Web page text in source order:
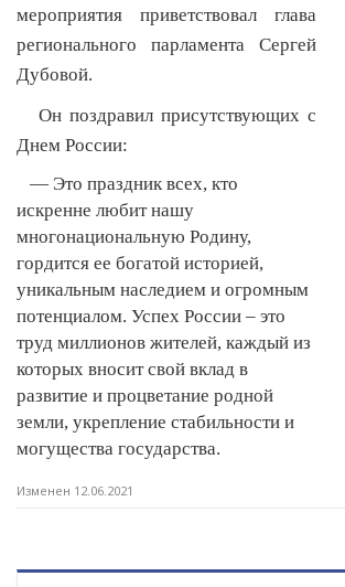
мероприятия приветствовал глава
регионального парламента Сергей
Дубовой.
Он поздравил присутствующих с
Днем России:
— Это праздник всех, кто
искренне любит нашу
многонациональную Родину,
гордится ее богатой историей,
уникальным наследием и огромным
потенциалом. Успех России – это
труд миллионов жителей, каждый из
которых вносит свой вклад в
развитие и процветание родной
земли, укрепление стабильности и
могущества государства.
Изменен 12.06.2021